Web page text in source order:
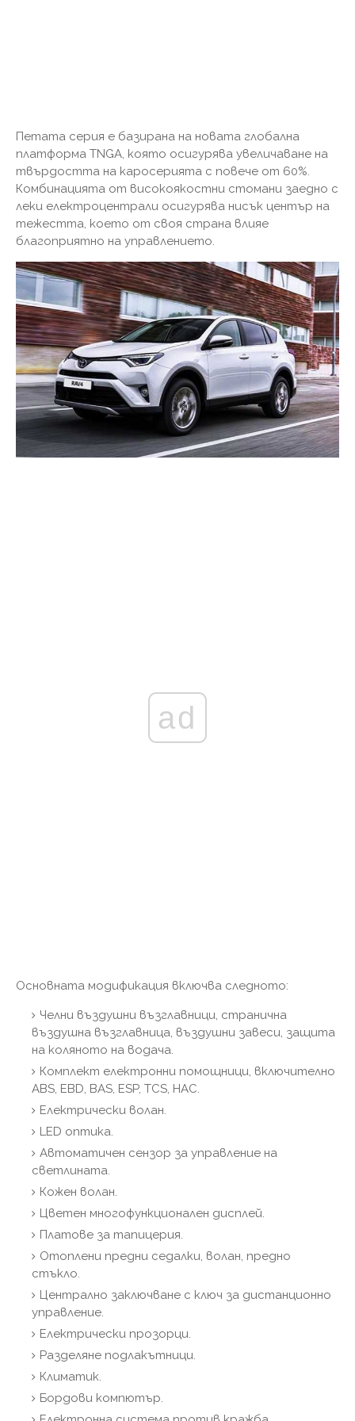
Петата серия е базирана на новата глобална
платформа TNGA, която осигурява увеличаване на
твърдостта на каросерията с повече от 60%.
Комбинацията от високоякостни стомани заедно с
леки електроцентрали осигурява нисък център на
тежестта, което от своя страна влияе
благоприятно на управлението.
ad
Основната модификация включва следното:
Челни въздушни възглавници, странична
въздушна възглавница, въздушни завеси, защита
на коляното на водача.
Комплект електронни помощници, включително
ABS, EBD, BAS, ESP, TCS, HAC.
Електрически волан.
LED оптика.
Автоматичен сензор за управление на
светлината.
Кожен волан.
Цветен многофункционален дисплей.
Платове за тапицерия.
Отоплени предни седалки, волан, предно
стъкло.
Централно заключване с ключ за дистанционно
управление.
Електрически прозорци.
Разделяне подлакътници.
Климатик.
Бордови компютър.